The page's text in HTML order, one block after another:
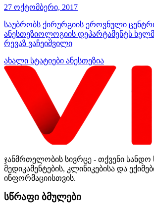
27 ოქტომბერი, 2017
საუბრობს ქირურგიის ეროვნული
ანესთეზიოლოგიის დეპარტამენტს
რევაზ ვაჩეიშვილი
ახალი სტატიები ანესთეზია
ჯანმრთელობის სივრცე - თქვენი სანდო
მედიკამენტების, კლინიკებისა და
ინფორმაციისთვის.
სწრაფი ბმულები